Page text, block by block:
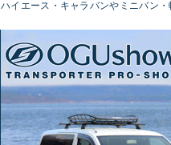
ハイエース・キャラバンやミニバン